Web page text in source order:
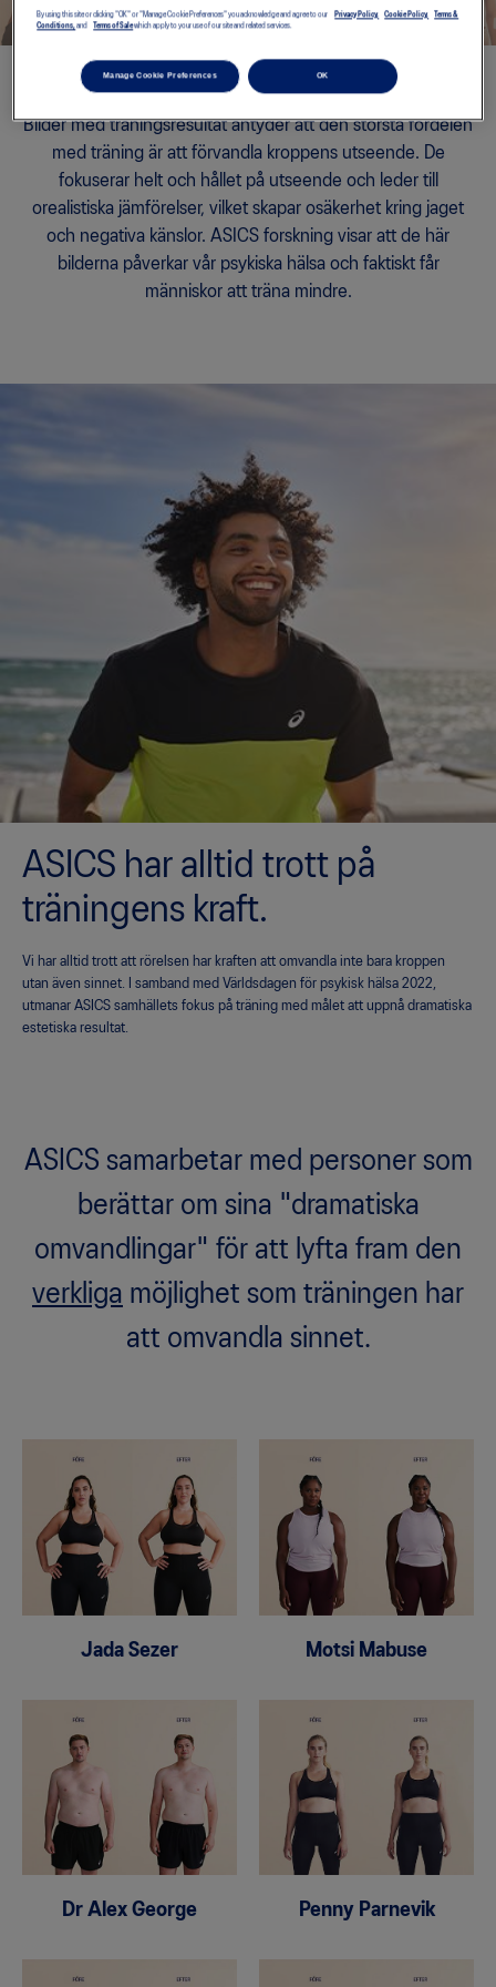
Bilder med träningsresultat antyder att den största fördelen
med träning är att förvandla kroppens utseende. De
fokuserar helt och hållet på utseende och leder till
orealistiska jämförelser, vilket skapar osäkerhet kring jaget
och negativa känslor. ASICS forskning visar att de här
bilderna påverkar vår psykiska hälsa och faktiskt får
människor att träna mindre.
ASICS har alltid trott på
träningens kraft.
Vi har alltid trott att rörelsen har kraften att omvandla inte bara kroppen
utan även sinnet. I samband med Världsdagen för psykisk hälsa 2022,
utmanar ASICS samhällets fokus på träning med målet att uppnå dramatiska
estetiska resultat.
ASICS samarbetar med personer som
berättar om sina "dramatiska
omvandlingar" för att lyfta fram den
verkliga möjlighet som träningen har
att omvandla sinnet.
Jada Sezer​ Motsi Mabuse
Dr Alex George Penny Parnevik
By using this site or clicking "OK" or "Manage Cookie Preferences" you acknowledge and agree to our Privacy Policy, Cookie Policy,
Terms &
Conditions,and Terms of Salewhich apply to your use of our site and related services.
Manage Cookie Preferences OK